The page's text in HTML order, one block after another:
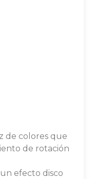
de colores que
de rotación
efecto disco